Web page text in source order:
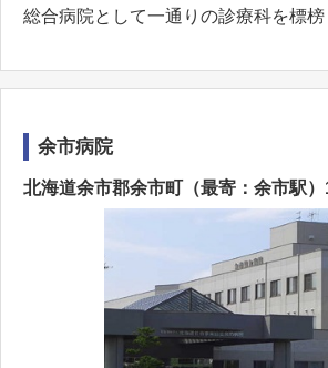
総合病院として一通りの診療科を標榜
余市病院
北海道余市郡余市町（最寄：余市駅